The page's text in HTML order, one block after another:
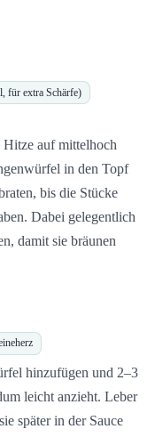
für extra Schärfe)
auf mittelhoch
in den Topf
bis die Stücke
Dabei gelegentlich
damit sie bräunen
hinzufügen und 2–3
leicht anzieht. Leber
später in der Sauce